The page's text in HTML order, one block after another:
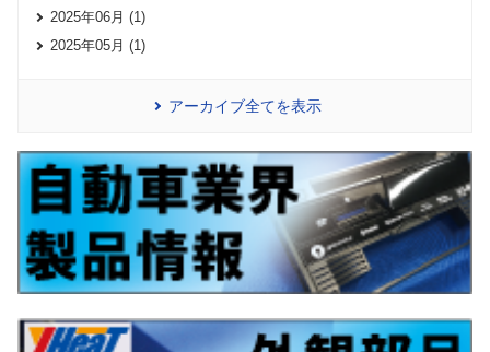
2025年06月 (1)
2025年05月 (1)
アーカイブ全てを表示